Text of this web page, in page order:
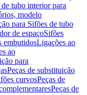
tubo interior para
modelo
para Sifões de tubo
de espaçoSifões
embutidosLigações ao
ao
para
Peças de substituição
curvosPeças de
Peças de